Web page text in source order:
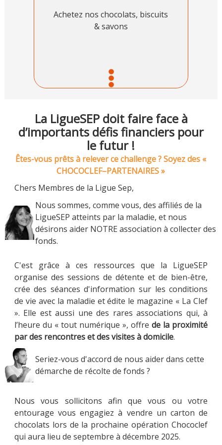
Achetez nos chocolats, biscuits
& savons
La LigueSEP doit faire face à
d’importants défis financiers pour
le futur !
Êtes-vous prêts à relever ce challenge ? Soyez des «
CHOCOCLEF–PARTENAIRES »
Chers Membres de la Ligue Sep,
Nous sommes, comme vous, des affiliés de la
LigueSEP atteints par la maladie, et nous
désirons aider NOTRE association à collecter des
fonds.
C'est grâce à ces ressources que la LigueSEP
organise des sessions de détente et de bien-être,
crée des séances d'information sur les conditions
de vie avec la maladie et édite le magazine « La Clef
». Elle est aussi une des rares associations qui, à
l’heure du « tout numérique », offrede la proximité
par des rencontres et des visites à domicile.
Seriez-vous d'accord de nous aider dans cette
démarche de récolte de fonds ?
Nous vous sollicitons afin que vous ou votre
entourage vous engagiez à vendre un carton de
chocolats lors de la prochaine opération Chococlef
qui aura lieu de septembre à décembre 2025.